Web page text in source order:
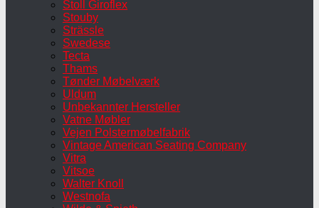
Stoll Giroflex
Stouby
Strässle
Swedese
Tecta
Thams
Tønder Møbelværk
Uldum
Unbekannter Hersteller
Vatne Møbler
Vejen Polstermøbelfabrik
Vintage American Seating Company
Vitra
Vitsoe
Walter Knoll
Westnofa